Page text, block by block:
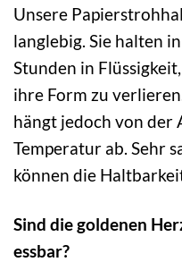
Unsere
langlebig. Sie halten
Stunden in
ihre Form zu
hängt jedoch von der
Temperatur ab. Sehr
können die
Sind die goldenen
essbar?